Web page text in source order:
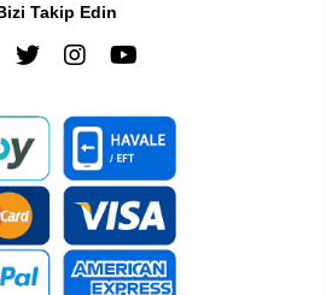
Takip Edin